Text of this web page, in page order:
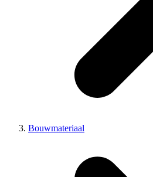
Bouwmateriaal